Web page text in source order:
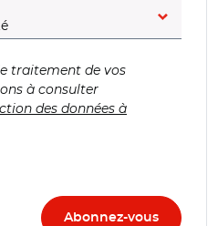
traitement de vos
à consulter
des données à